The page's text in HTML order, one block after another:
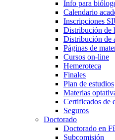
Info para
Calendario
Inscripciones
Distribución de
Distribución de
Páginas de
Cursos on-line
Hemeroteca
Finales
Plan de estudios
Materias
Certificados de
Seguros
Doctorado
Doctorado en
Subcomisión